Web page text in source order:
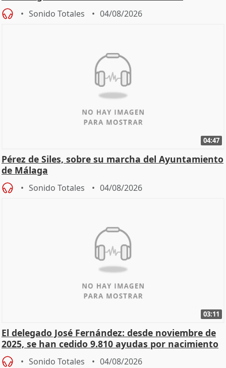
Sonido Totales 04/08/2026
04:47
Pérez de Siles, sobre su marcha del Ayuntamiento
de Málaga
Sonido Totales 04/08/2026
03:11
El delegado José Fernández: desde noviembre de
2025, se han cedido 9.810 ayudas por nacimiento
Sonido Totales 04/08/2026